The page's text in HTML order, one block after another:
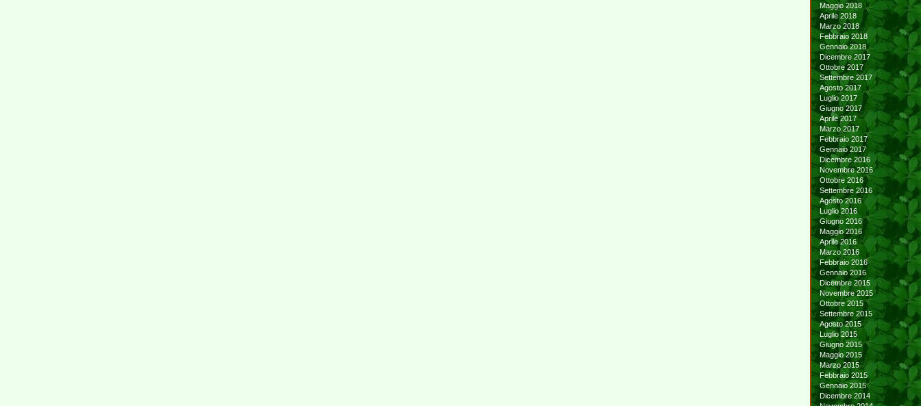
Maggio 2018
Aprile 2018
Marzo 2018
Febbraio 2018
Gennaio 2018
Dicembre 2017
Ottobre 2017
Settembre 2017
Agosto 2017
Luglio 2017
Giugno 2017
Aprile 2017
Marzo 2017
Febbraio 2017
Gennaio 2017
Dicembre 2016
Novembre 2016
Ottobre 2016
Settembre 2016
Agosto 2016
Luglio 2016
Giugno 2016
Maggio 2016
Aprile 2016
Marzo 2016
Febbraio 2016
Gennaio 2016
Dicembre 2015
Novembre 2015
Ottobre 2015
Settembre 2015
Agosto 2015
Luglio 2015
Giugno 2015
Maggio 2015
Marzo 2015
Febbraio 2015
Gennaio 2015
Dicembre 2014